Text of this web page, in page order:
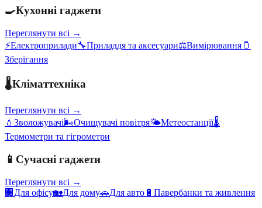
🍳Кухонні гаджети
Переглянути всі →
⚡Електроприлади🔧Приладдя та аксесуари⚖️Вимірювання 🫙
Зберігання
🌡️Кліматтехніка
Переглянути всі →
💧 Зволожувачі🌬️Очищувачі повітря🌤️Метеостанції🌡️
Термометри та гігрометри
📱 Сучасні гаджети
Переглянути всі →
🏢 Для офісу🏡Для дому🚗Для авто 🔋 Павербанки та живлення